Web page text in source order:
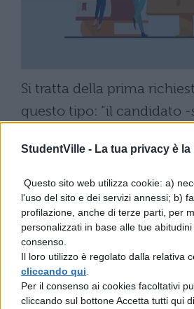
StudentVille - La tua privacy è
Questo sito web utilizza cookie: a)
l'uso del sito e dei servizi annessi; b)
profilazione, anche di terze parti, per
personalizzati in base alle tue
consenso.
Il loro utilizzo è regolato dalla relativa
cliccando qui
Per il consenso ai cookies facoltativi
cliccando sul bottone Accetta tutti qui
Si tratta della prima
questo tipo: “il candidato
dimostrare la passione
unita alla conoscenza dei
fraintendimenti e delle
internazionali”.
La sede di lavoro è nella
trovate l’annuncio
anche di fare una prova
In bocca al lupo!